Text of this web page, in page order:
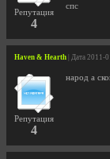
Репутация
4
спс
Haven & Hearth | Дата 2011-
Репутация
4
народ а